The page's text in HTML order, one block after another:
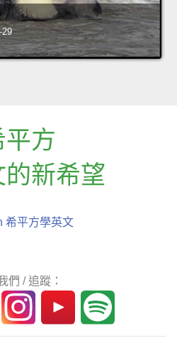
29
平方
新希望
希平方學英文
們 / 追蹤：